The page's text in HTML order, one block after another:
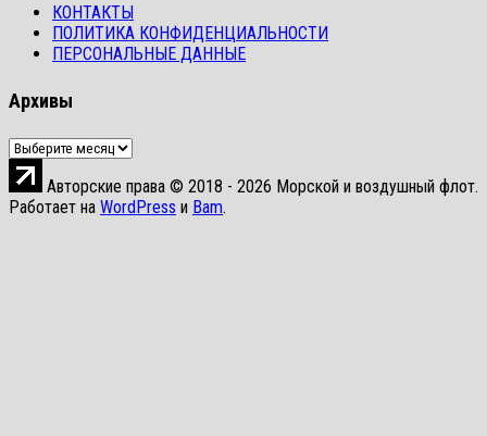
КОНТАКТЫ
ПОЛИТИКА КОНФИДЕНЦИАЛЬНОСТИ
ПЕРСОНАЛЬНЫЕ ДАННЫЕ
Архивы
Архивы
Авторские права © 2018 - 2026 Морской и воздушный флот.
Работает на WordPress и Bam.